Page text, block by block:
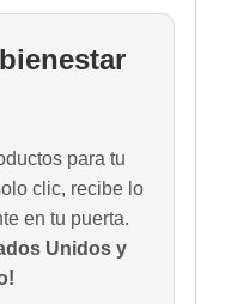
para tu
clic, recibe lo
en tu puerta.
Unidos y